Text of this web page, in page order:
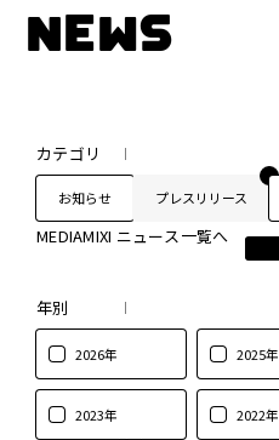
NEWS
カテゴリ
お知らせ プレスリリース
MEDIAMIXI ニュース一覧へ
年別
2026年 2025年
2023年 2022年